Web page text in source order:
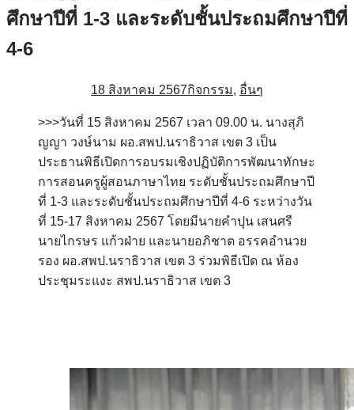
ศึกษาปีที่ 1-3 และระดับชั้นประถมศึกษาปีที่
4-6
18 สิงหาคม 2567กิจกรรม, อื่นๆ
>>>วันที่ 15 สิงหาคม 2567 เวลา 09.00 น. นางสุภิ
ญญา วงษ์นาม ผอ.สพป.นราธิวาส เขต 3 เป็น
ประธานพิธีเปิดการอบรมเชิงปฏิบัติการพัฒนาทักษะ
การสอนครูผู้สอนภาษาไทย ระดับชั้นประถมศึกษาปี
ที่ 1-3 และระดับชั้นประถมศึกษาปีที่ 4-6 ระหว่างวัน
ที่ 15-17 สิงหาคม 2567 โดยมีนายคำปุน เสนศรี
นายไกรษร แก้วฝ่าย และนายอภิชาต อรรคอำนวย
รอง ผอ.สพป.นราธิวาส เขต 3 ร่วมพิธีเปิด ณ ห้อง
ประชุมระแงะ สพป.นราธิวาส เขต 3